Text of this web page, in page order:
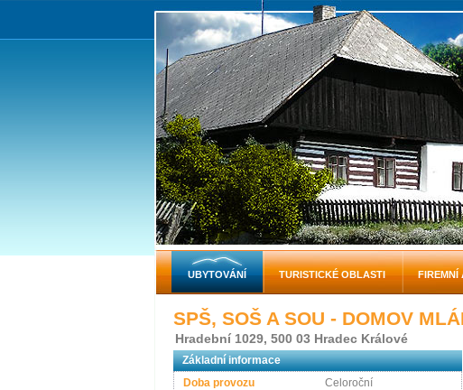
SPŠ, SOŠ A SOU - DOMOV
Hradební 1029, 500 03 Hradec Králové
Základní informace
Doba provozu
Celoroční
UBYTOVÁNÍ TURISTICKÉ OBLASTI FIREMNÍ